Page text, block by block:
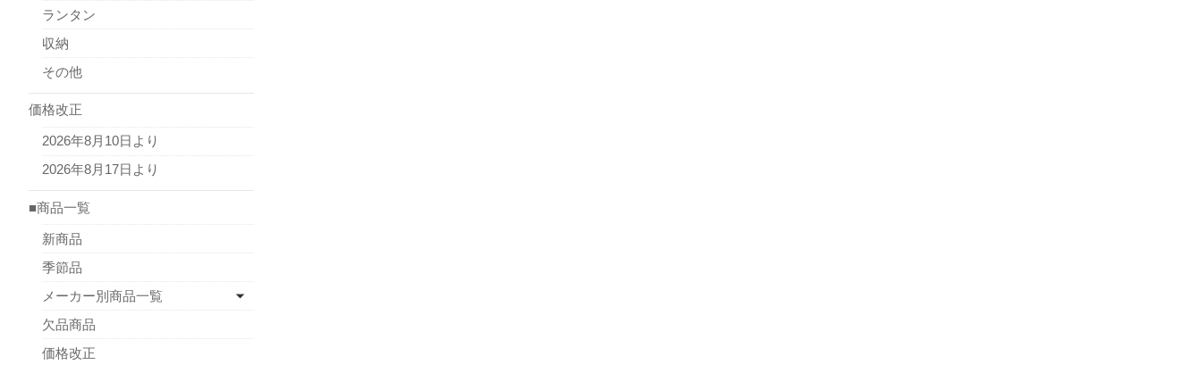
ランタン
収納
その他
価格改正
2026年8月10日より
2026年8月17日より
■商品一覧
新商品
季節品
メーカー別商品一覧
欠品商品
価格改正